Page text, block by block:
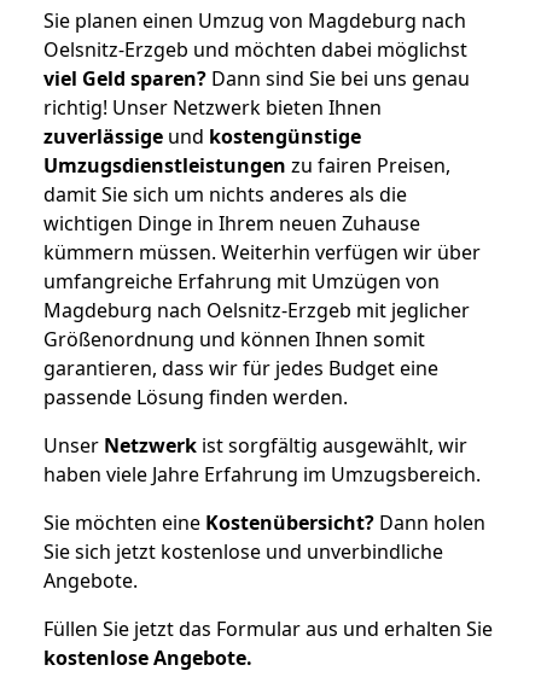
Sie planen einen Umzug von Magdeburg nach
Oelsnitz-Erzgeb und möchten dabei möglichst
viel Geld sparen? Dann sind Sie bei uns genau
richtig! Unser Netzwerk bieten Ihnen
zuverlässige und kostengünstige
Umzugsdienstleistungen zu fairen Preisen,
damit Sie sich um nichts anderes als die
wichtigen Dinge in Ihrem neuen Zuhause
kümmern müssen. Weiterhin verfügen wir über
umfangreiche Erfahrung mit Umzügen von
Magdeburg nach Oelsnitz-Erzgeb mit jeglicher
Größenordnung und können Ihnen somit
garantieren, dass wir für jedes Budget eine
passende Lösung finden werden.
Unser Netzwerk ist sorgfältig ausgewählt, wir
haben viele Jahre Erfahrung im Umzugsbereich.
Sie möchten eine Kostenübersicht? Dann holen
Sie sich jetzt kostenlose und unverbindliche
Angebote.
Füllen Sie jetzt das Formular aus und erhalten Sie
kostenloseAngebote.